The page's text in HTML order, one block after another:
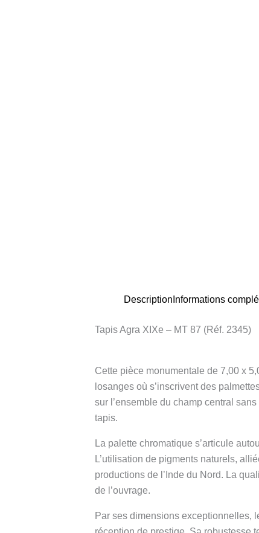
Description Informations
Tapis Agra XIXe – MT 87 (Réf. 2345)
Cette pièce monumentale de 7,00 x
losanges où s’inscrivent des
sur l’ensemble du champ central
tapis.
La palette chromatique s’articule
L’utilisation de pigments naturels,
productions de l’Inde du Nord. La
de l’ouvrage.
Par ses dimensions exceptionnelles,